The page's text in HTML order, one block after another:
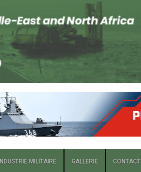
INDUSTRIE MILITAIRE GALLERIE CONTACT